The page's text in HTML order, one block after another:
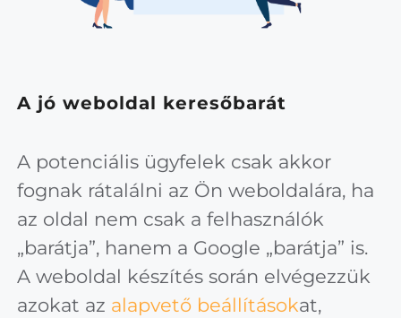
A jó weboldal keresőbarát
A potenciális ügyfelek csak akkor
fognak rátalálni az Ön weboldalára, ha
az oldal nem csak a felhasználók
„barátja”, hanem a Google „barátja” is.
A weboldal készítés során elvégezzük
azokat az alapvető beállításokat,